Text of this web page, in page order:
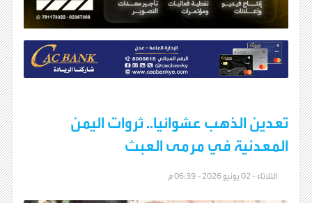
تعدين الذهب عشوائيا.. ثروات اليمن
المعدنية في مرمى العبث
الثلاثاء - 02 يونيو 2026 - 06:39 م